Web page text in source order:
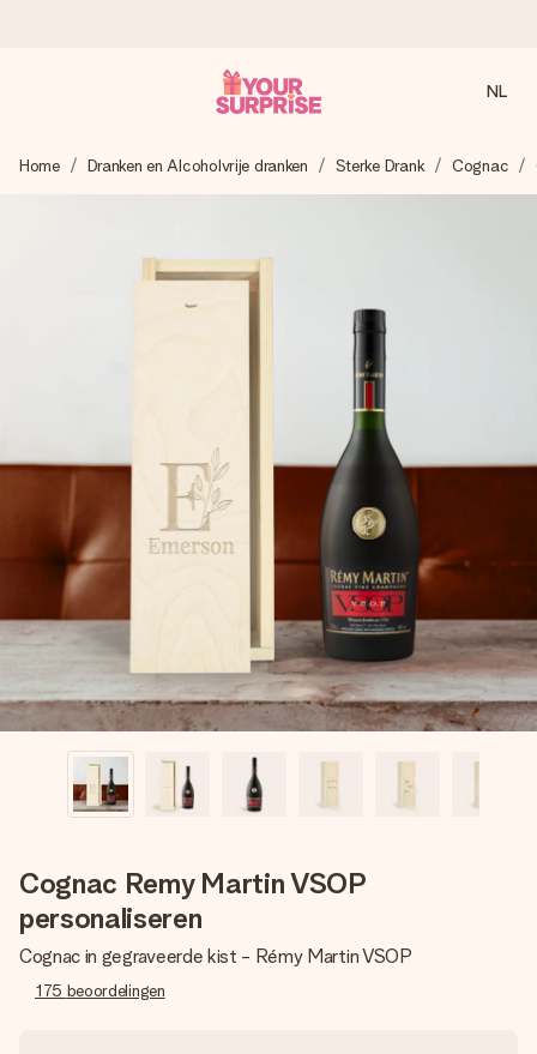
We maken jouw cadeau met zorg en zorgen dat het
razendsnel onderweg is - zodat jij kunt geven op precies
4,8 (gebaseerd op +8.000 reviews)
Onze cadeaus worden gewaardeerd. Klanten beoordelen
Gratis wenskaartje
Je maakt in een paar stappen iets unieks – met haar naam,
jullie foto of een boodschap die raakt. Zonder gedoe, maar
met alle aandacht voor het moment.
NL
Home Dranken en Alcoholvrije dranken Sterke Drank Cognac
Cognac Remy Martin VSOP
personaliseren
Cognac in gegraveerde kist - Rémy Martin VSOP
175 beoordelingen